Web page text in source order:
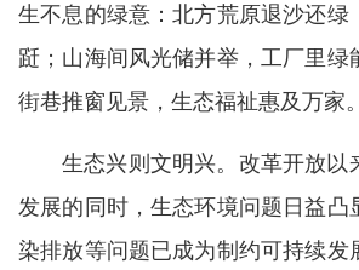
生不息的绿意：北方荒原退沙还绿
跹；山海间风光储并举，工厂里绿
街巷推窗见景，生态福祉惠及万家。
生态兴则文明兴。改革开放以
发展的同时，生态环境问题日益凸
染排放等问题已成为制约可持续发